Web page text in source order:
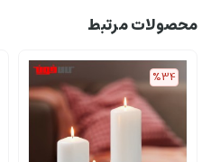
محصولات مرتبط
%34